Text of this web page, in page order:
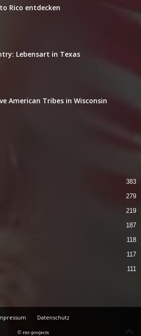
Rico entdecken
Lebensart in Texas
American Tribes in Wisconsin
383
279
219
187
118
117
111
Datenschutz
© rnr-projects